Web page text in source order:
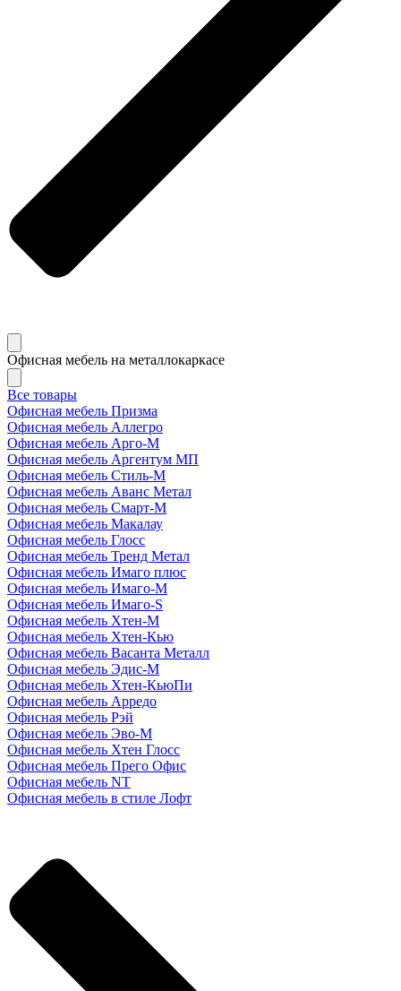
Офисная мебель на металлокаркасе
Все товары
Офисная мебель Призма
Офисная мебель Аллегро
Офисная мебель Арго-М
Офисная мебель Аргентум МП
Офисная мебель Стиль-М
Офисная мебель Аванс Метал
Офисная мебель Смарт-М
Офисная мебель Макалау
Офисная мебель Глосс
Офисная мебель Тренд Метал
Офисная мебель Имаго плюс
Офисная мебель Имаго-М
Офисная мебель Имаго-S
Офисная мебель Хтен-M
Офисная мебель Хтен-Кью
Офисная мебель Васанта Металл
Офисная мебель Эдис-M
Офисная мебель Хтен-КьюПи
Офисная мебель Арредо
Офисная мебель Рэй
Офисная мебель Эво-M
Офисная мебель Хтен Глосс
Офисная мебель Прего Офис
Офисная мебель NT
Офисная мебель в стиле Лофт